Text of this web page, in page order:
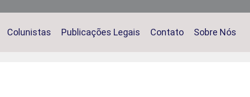
Colunistas Publicações Legais Contato Sobre Nós